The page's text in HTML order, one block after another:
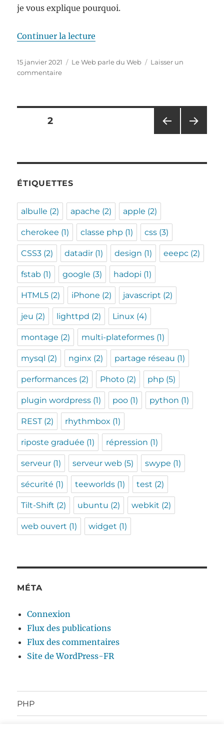
je vous explique pourquoi.
Continuer la lecture
Publié
le
15 janvier 2021 Catégories
Le Web parle du Web
Laisser un
commentairesur
Pagination
publications
CÉD
PAGE2
ANT
ÉTIQUETTES
albulle (2) apache (2) apple (2)
cherokee (1) classe php (1) css (3)
CSS3 (2) datadir (1) design (1) eeepc (2)
fstab (1) google (3) hadopi (1)
HTML5 (2) iPhone (2) javascript (2)
jeu (2) lighttpd (2) Linux (4)
montage (2) multi-plateformes (1)
mysql (2) nginx (2) partage réseau (1)
performances (2) Photo (2) php (5)
plugin wordpress (1) poo (1) python (1)
REST(2) rhythmbox (1)
riposte graduée (1) répression (1)
serveur (1) serveur web (5) swype (1)
sécurité (1) teeworlds (1) test (2)
Tilt-Shift (2) ubuntu (2) webkit (2)
web ouvert (1) widget (1)
MÉTA
Connexion
Flux des publications
Flux des commentaires
Site de WordPress-FR
PHP